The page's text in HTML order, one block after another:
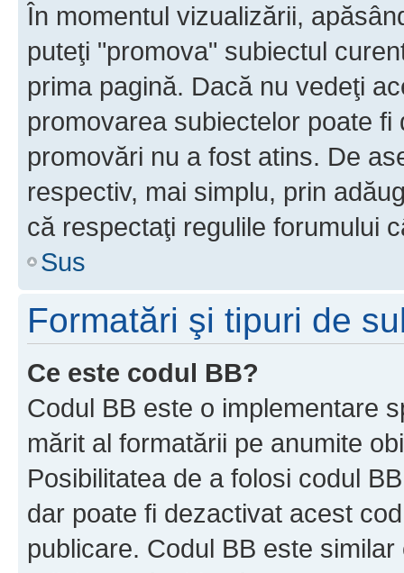
În momentul vizualizării,
puteţi "promova" subiectul
prima pagină. Dacă nu vedeţi
promovarea subiectelor poate
promovări nu a fost atins. De
respectiv, mai simplu, prin
că respectaţi regulile forumului
Sus
Formatări şi tipuri de
Ce este codul BB?
Codul BB este o implementare
mărit al formatării pe anumite
Posibilitatea de a folosi codul
dar poate fi dezactivat acest
publicare. Codul BB este